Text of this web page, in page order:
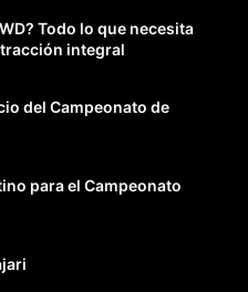
Todo lo que necesita
integral
del Campeonato de
para el Campeonato